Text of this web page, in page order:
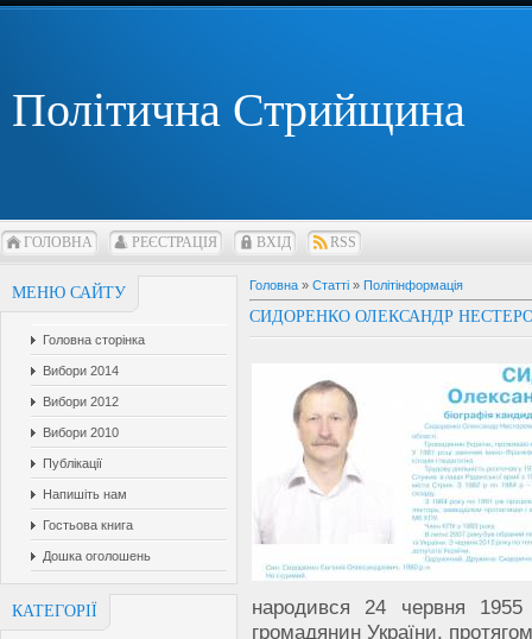
Політична Стрийщина
ГОЛОВНА РЕЄСТРАЦІЯ ВХІД RSS
МЕНЮ САЙТУ
Головна сторінка
Вибори 2014
Вибори 2012
Вибори 2010
Публікації
Напишіть нам
Гостьова книга
Дошка оголошень
КАТЕГОРІЇ
Головна » Статті » Політінформація
СИДОРЕНКО ОЛЕКСАНДР
народився 24 червня 1955
громадянин України,